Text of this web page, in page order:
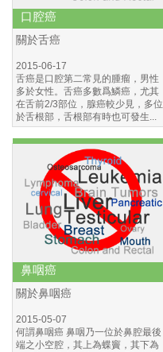
代謝症候群
肥胖
高血壓
糖尿病
口腔癌
關於舌癌
2015-06-17
舌癌是口腔第二常見的腫瘤，男性
多於女性。舌癌多數爲鱗癌，尤其
在舌前2/3部位，腺癌較少見，多位
於舌根部，舌根部有時也可發生...
鼻咽癌
關於鼻咽癌
2015-05-07
何謂鼻咽癌 鼻咽乃一位於鼻腔最後
端之小空腔，其上為蝶竇，其下為